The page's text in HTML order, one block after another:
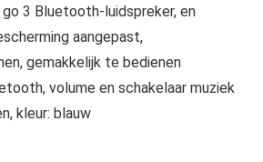
3 Bluetooth-luidspreker, en
aangepast,
gemakkelijk te bedienen
volume en schakelaar muziek
kleur: blauw